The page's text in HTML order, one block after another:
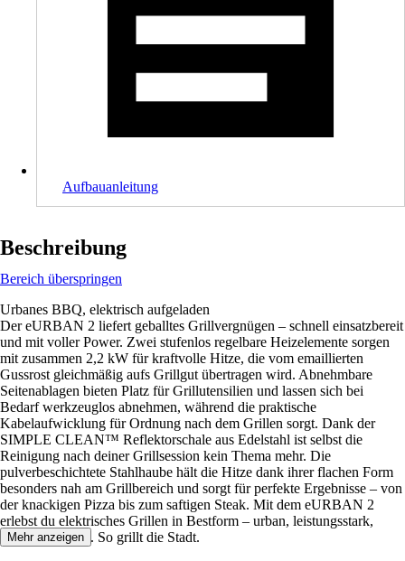
Aufbauanleitung
Beschreibung
Bereich überspringen
Urbanes BBQ, elektrisch aufgeladen
Der eURBAN 2 liefert geballtes Grillvergnügen – schnell einsatzbereit
und mit voller Power. Zwei stufenlos regelbare Heizelemente sorgen
mit zusammen 2,2 kW für kraftvolle Hitze, die vom emaillierten
Gussrost gleichmäßig aufs Grillgut übertragen wird. Abnehmbare
Seitenablagen bieten Platz für Grillutensilien und lassen sich bei
Bedarf werkzeuglos abnehmen, während die praktische
Kabelaufwicklung für Ordnung nach dem Grillen sorgt. Dank der
SIMPLE CLEAN™ Reflektorschale aus Edelstahl ist selbst die
Reinigung nach deiner Grillsession kein Thema mehr. Die
pulverbeschichtete Stahlhaube hält die Hitze dank ihrer flachen Form
besonders nah am Grillbereich und sorgt für perfekte Ergebnisse – von
der knackigen Pizza bis zum saftigen Steak. Mit dem eURBAN 2
erlebst du elektrisches Grillen in Bestform – urban, leistungsstark,
unwiderstehlich. So grillt die Stadt.
Mehr anzeigen